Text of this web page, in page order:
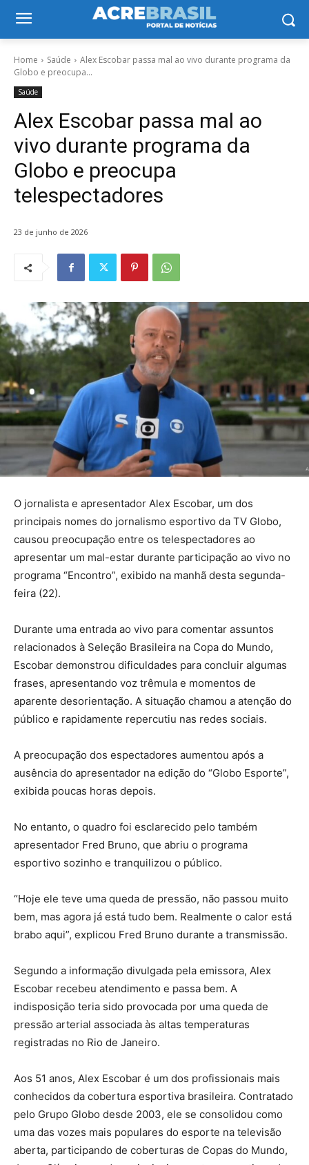
Home Saúde
Alex Escobar passa mal ao vivo durante programa da
Globo e preocupa...
Saúde
Alex Escobar passa mal ao
vivo durante programa da
Globo e preocupa
telespectadores
23 de junho de 2026
O jornalista e apresentador Alex Escobar, um dos
principais nomes do jornalismo esportivo da TV Globo,
causou preocupação entre os telespectadores ao
apresentar um mal-estar durante participação ao vivo no
programa “Encontro”, exibido na manhã desta segunda-
feira (22).
Durante uma entrada ao vivo para comentar assuntos
relacionados à Seleção Brasileira na Copa do Mundo,
Escobar demonstrou dificuldades para concluir algumas
frases, apresentando voz trêmula e momentos de
aparente desorientação. A situação chamou a atenção do
público e rapidamente repercutiu nas redes sociais.
A preocupação dos espectadores aumentou após a
ausência do apresentador na edição do “Globo Esporte”,
exibida poucas horas depois.
No entanto, o quadro foi esclarecido pelo também
apresentador Fred Bruno, que abriu o programa
esportivo sozinho e tranquilizou o público.
“Hoje ele teve uma queda de pressão, não passou muito
bem, mas agora já está tudo bem. Realmente o calor está
brabo aqui”, explicou Fred Bruno durante a transmissão.
Segundo a informação divulgada pela emissora, Alex
Escobar recebeu atendimento e passa bem. A
indisposição teria sido provocada por uma queda de
pressão arterial associada às altas temperaturas
registradas no Rio de Janeiro.
Aos 51 anos, Alex Escobar é um dos profissionais mais
conhecidos da cobertura esportiva brasileira. Contratado
pelo Grupo Globo desde 2003, ele se consolidou como
uma das vozes mais populares do esporte na televisão
aberta, participando de coberturas de Copas do Mundo,